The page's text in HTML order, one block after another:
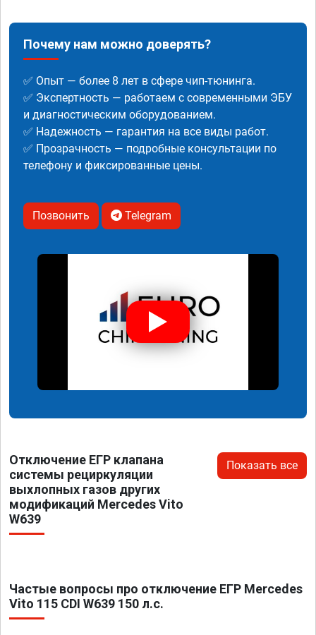
Почему нам можно доверять?
✅ Опыт — более 8 лет в сфере чип-тюнинга.
✅ Экспертность — работаем с современными ЭБУ
и диагностическим оборудованием.
✅ Надежность — гарантия на все виды работ.
✅ Прозрачность — подробные консультации по
телефону и фиксированные цены.
Позвонить Telegram
Отключение ЕГР клапана
системы рециркуляции
выхлопных газов других
модификаций Mercedes Vito
W639
Показать все
Частые вопросы про отключение ЕГР Mercedes
Vito 115 CDI W639 150 л.с.